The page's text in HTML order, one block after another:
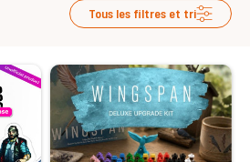
Tous les filtres et tri